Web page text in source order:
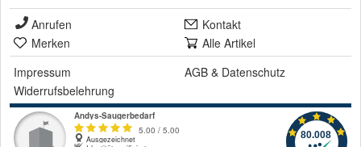
Anrufen
Kontakt
Merken
Alle Artikel
Impressum
AGB & Datenschutz
Widerrufsbelehrung